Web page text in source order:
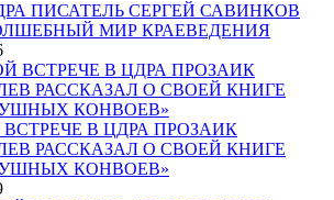
ПИСАТЕЛЬ СЕРГЕЙ САВИНКОВ
МИР КРАЕВЕДЕНИЯ
В ЦДРА ПРОЗАИК
РАССКАЗАЛ О СВОЕЙ КНИГЕ
КОНВОЕВ»